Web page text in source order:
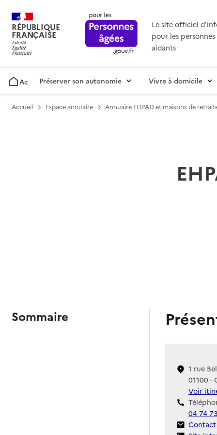
RÉPUBLIQUE
FRANÇAISE
Le site officiel
pour les personnes
aidants
AccueilPréserver son autonomie Vivre à domicile
Accueil Espace annuaire Annuaire EHPAD et maisons de
Sommaire
1 rue
01100 -
Voir
04 74
Contact
Contact